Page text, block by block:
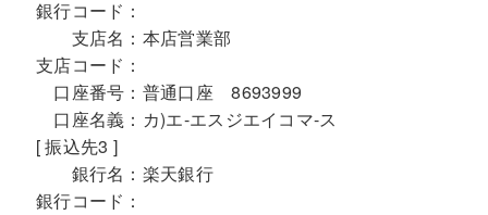
銀行コード：
支店名： 本店営業部
支店コード：
口座番号： 普通口座 8693999
口座名義： カ)エ-エスジエイコマ-ス
[ 振込先3 ]
銀行名： 楽天銀行
銀行コード：